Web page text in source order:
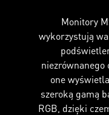
Monitory
wykorzystują
niezrównanego
one
szeroką gamą
RGB, dzięki